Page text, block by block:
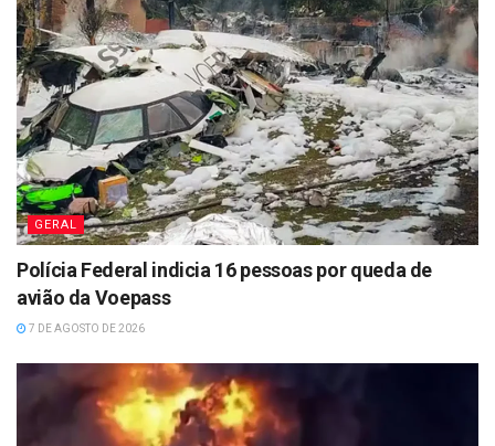
GERAL
Polícia Federal indicia 16 pessoas por queda de
avião da Voepass
7 DE AGOSTO DE 2026